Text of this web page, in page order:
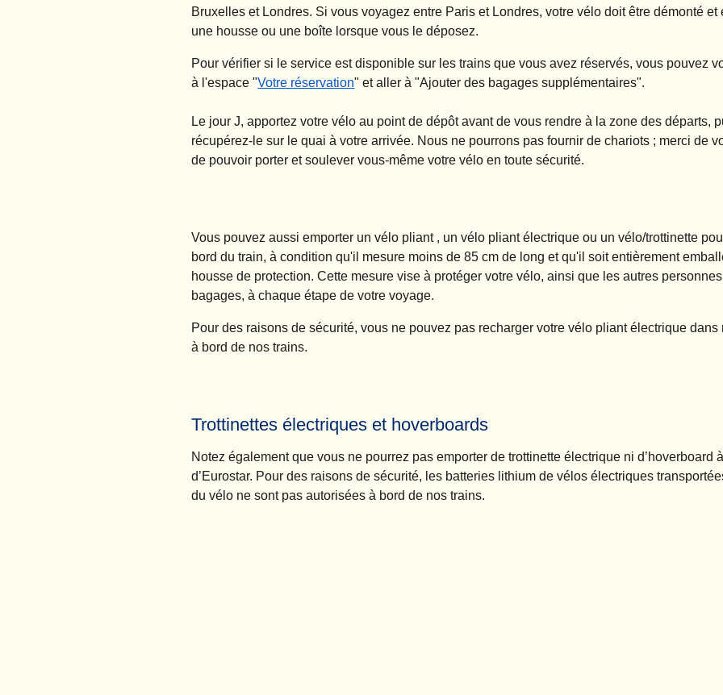
Bruxelles et Londres. Si vous voyagez entre Paris et Londres, votre vélo doit être démonté et
une housse ou une boîte lorsque vous le déposez.
Pour vérifier si le service est disponible sur les trains que vous avez réservés, vous pouvez
à l'espace "Votre réservation" et aller à "Ajouter des bagages supplémentaires".
Le jour J, apportez votre vélo au point de dépôt avant de vous rendre à la zone des départs,
récupérez-le sur le quai à votre arrivée. Nous ne pourrons pas fournir de chariots ; merci de
de pouvoir porter et soulever vous-même votre vélo en toute sécurité.
Vous pouvez aussi emporter unvélo pliant, un vélo pliant électriqueou unvélo/trottinette
bord du train, à condition qu'il mesure moins de 85 cm de long et qu'il soit entièrement
housse de protection. Cette mesure vise à protéger votre vélo, ainsi que les autres
bagages, à chaque étape de votre voyage.
Pour des raisons de sécurité,vous ne pouvez pas recharger votre vélo pliant électrique dans
à bord de nos trains.
Trottinettes électriques et hoverboards
Notez également que vous ne pourrez pas emporter de trottinette électrique ni d’hoverboard
d’Eurostar. Pour des raisons de sécurité, les batteries lithium de vélos électriques
du vélo ne sont pas autorisées à bord de nos trains.